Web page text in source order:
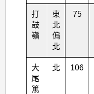
打
鼓
嶺
東
北
偏
北
75
大
尾
篤
北 106